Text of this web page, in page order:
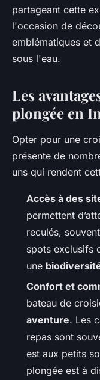
partageant cette
l'occasion de
emblématiques et
sous l'eau.
Les
plongée en
Opter pour une
présente de
uns qui rendent
Accès à des
permettent
reculés,
spots exclusifs
une
Confort et
bateau de
aventure. Les
repas sont
est aux petits
plongée est à